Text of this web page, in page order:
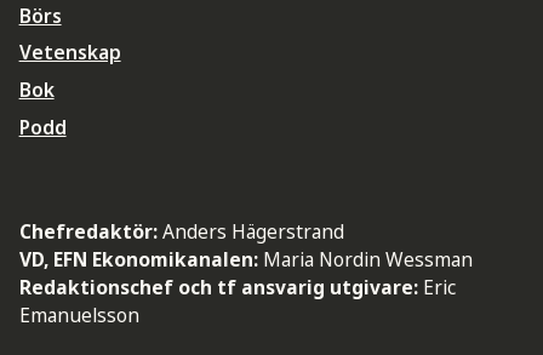
Börs
Vetenskap
Bok
Podd
Chefredaktör:Anders Hägerstrand
VD, EFN Ekonomikanalen: Maria Nordin Wessman
Redaktionschef och tf ansvarig utgivare: Eric
Emanuelsson